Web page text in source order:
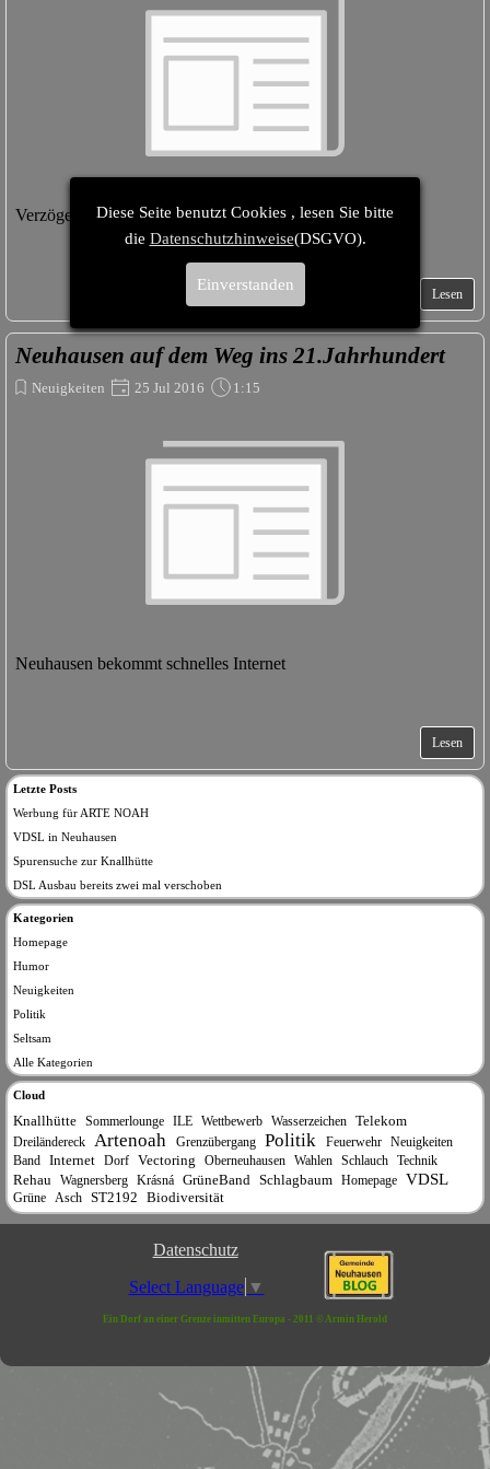
Verzögerung bei der Telekom im DSL-Ausbau
Lesen
Neuhausen auf dem Weg ins 21.Jahrhundert
Neuigkeiten 25 Jul 2016 1:15
Neuhausen bekommt schnelles Internet
Lesen
Letzte Posts
Werbung für ARTE NOAH
VDSL in Neuhausen
Spurensuche zur Knallhütte
DSL Ausbau bereits zwei mal verschoben
Kategorien
Homepage
Humor
Neuigkeiten
Politik
Seltsam
Alle Kategorien
Cloud
Knallhütte Sommerlounge ILE Wettbewerb Wasserzeichen Telekom
Dreiländereck Artenoah Grenzübergang Politik Feuerwehr
Neuigkeiten
Band
Internet Dorf Vectoring Oberneuhausen Wahlen Schlauch Technik
Rehau Wagnersberg Krásná GrüneBand Schlagbaum Homepage VDSL
Grüne Asch ST2192 Biodiversität
Ein Dorf an einer Grenze inmitten Europa - 2011 © Armin Herold
Datenschutz
Select Language ▼
Diese Seite benutzt Cookies , lesen Sie bitte
die Datenschutzhinweise(DSGVO).
Einverstanden